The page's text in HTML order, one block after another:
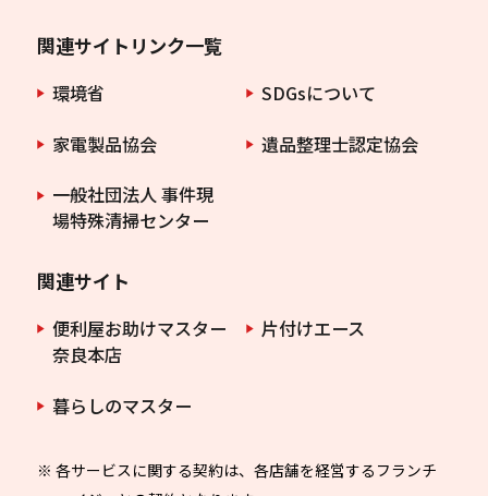
関連サイトリンク一覧
環境省
SDGsについて
家電製品協会
遺品整理士認定協会
一般社団法人 事件現
場特殊清掃センター
関連サイト
便利屋お助けマスター
奈良本店
片付けエース
暮らしのマスター
※ 各サービスに関する契約は、各店舗を経営するフランチ